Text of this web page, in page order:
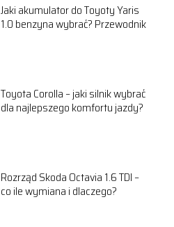
Jaki akumulator do Toyoty Yaris
1.0 benzyna wybrać? Przewodnik
Toyota Corolla – jaki silnik wybrać
dla najlepszego komfortu jazdy?
Rozrząd Skoda Octavia 1.6 TDI –
co ile wymiana i dlaczego?